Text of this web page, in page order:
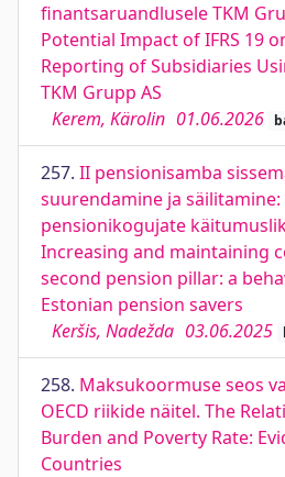
finantsaruandlusele TKM
Potential Impact of IFRS 19
Reporting of Subsidiaries
TKM Grupp AS
Kerem, Kärolin 01.06.2026
257. II pensionisamba
suurendamine ja säilitamine:
pensionikogujate
Increasing and maintaining
second pension pillar: a
Estonian pension savers
Keršis, Nadežda 03.06.2025
258. Maksukoormuse seos
OECD riikide näitel. The
Burden and Poverty Rate:
Countries